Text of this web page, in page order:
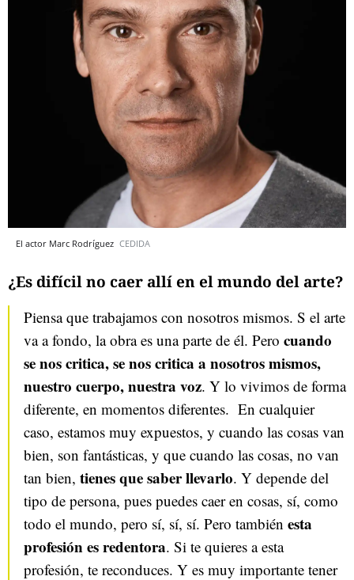
El actor Marc Rodríguez CEDIDA
¿Es difícil no caer allí en el mundo del arte?
Piensa que trabajamos con nosotros mismos. S el arte
va a fondo, la obra es una parte de él. Pero cuando
se nos critica, se nos critica a nosotros mismos,
nuestro cuerpo, nuestra voz. Y lo vivimos de forma
diferente, en momentos diferentes. En cualquier
caso, estamos muy expuestos, y cuando las cosas van
bien, son fantásticas, y que cuando las cosas, no van
tan bien, tienes que saber llevarlo. Y depende del
tipo de persona, pues puedes caer en cosas, sí, como
todo el mundo, pero sí, sí, sí. Pero también esta
profesión es redentora. Si te quieres a esta
profesión, te reconduces. Y es muy importante tener